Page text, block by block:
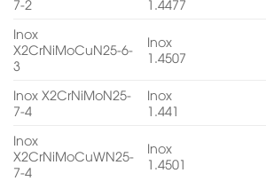
7-2
1.4477
Inox
X2CrNiMoCuN25-6-
3
Inox
1.4507
Inox X2CrNiMoN25-
7-4
Inox
1.441
Inox
X2CrNiMoCuWN25-
7-4
Inox
1.4501